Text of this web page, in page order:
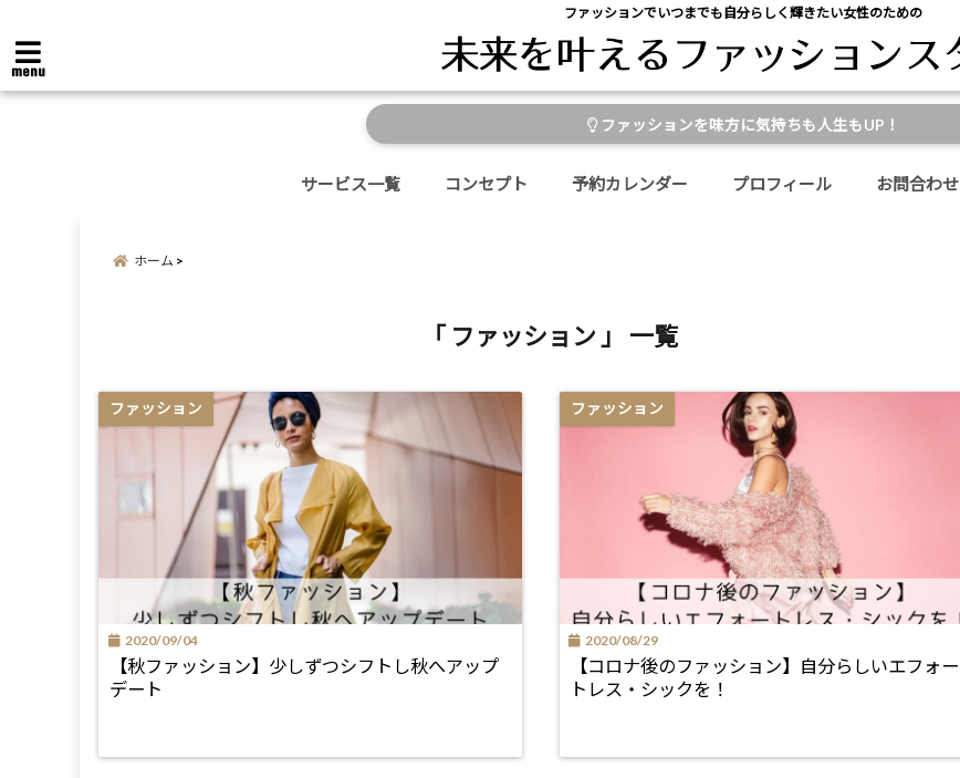
ファッションでいつまでも自分らしく輝きたい女性のための
menu
ファッションを味方に気持ちも人生もUP！
サービス一覧 コンセプト 予約カレンダー プロフィール お問合わせ
ホーム
「 ファッション 」 一覧
ファッション
2020/09/04
【秋ファッション】少しずつシフトし秋へアップ
デート
ファッション
2020/08/29
【コロナ後のファッション】自分らしいエフォー
トレス・シックを！